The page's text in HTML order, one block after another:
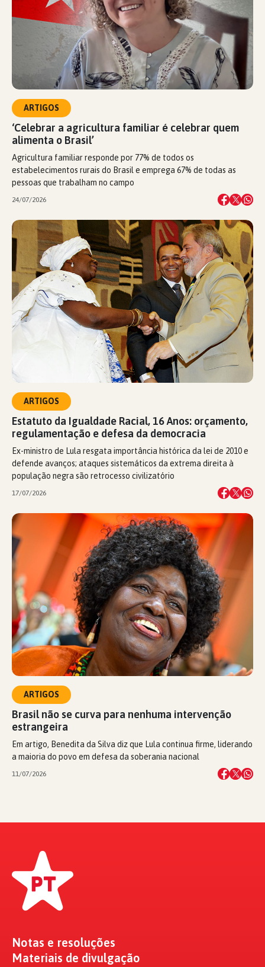
ARTIGOS
‘Celebrar a agricultura familiar é celebrar quem
alimenta o Brasil’
Agricultura familiar responde por 77% de todos os
estabelecimentos rurais do Brasil e emprega 67% de todas as
pessoas que trabalham no campo
24/07/2026
ARTIGOS
Estatuto da Igualdade Racial, 16 Anos: orçamento,
regulamentação e defesa da democracia
Ex-ministro de Lula resgata importância histórica da lei de 2010 e
defende avanços; ataques sistemáticos da extrema direita à
população negra são retrocesso civilizatório
17/07/2026
ARTIGOS
Brasil não se curva para nenhuma intervenção
estrangeira
Em artigo, Benedita da Silva diz que Lula continua firme, liderando
a maioria do povo em defesa da soberania nacional
11/07/2026
Notas e resoluções
Materiais de divulgação